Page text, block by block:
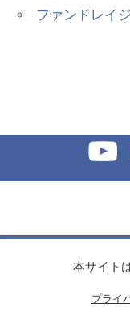
ファンドレイ
本サイト
プライ